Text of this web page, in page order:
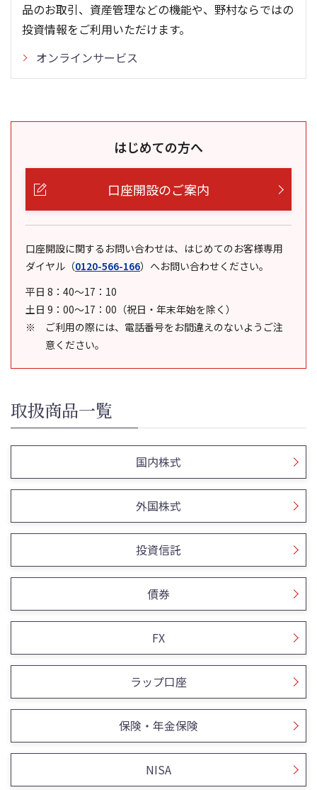
品のお取引、資産管理などの機能や、野村ならではの
投資情報をご利用いただけます。
オンラインサービス
はじめての方へ
口座開設のご案内
口座開設に関するお問い合わせは、はじめてのお客様専用
ダイヤル （0120-566-166） へお問い合わせください。
平日 8：40～17：10
土日 9：00～17：00（祝日・年末年始を除く）
ご利用の際には、電話番号をお間違えのないようご注
意ください。
取扱商品一覧
国内株式
外国株式
投資信託
債券
FX
ラップ口座
保険・年金保険
NISA